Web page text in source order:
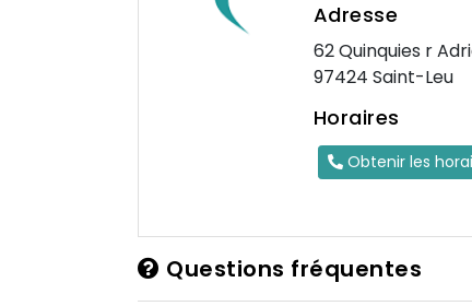
Adresse
62 Quinquies r
97424 Saint-Leu
Horaires
Obtenir les
Questions fréquentes